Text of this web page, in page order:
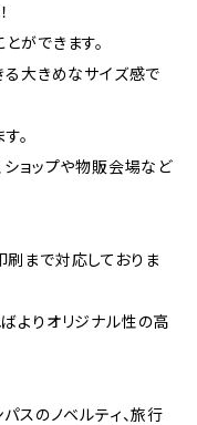
ができます。
る大きめなサイズ感で
。
ショップや物販会場など
まで対応しておりま
よりオリジナル性の高
スのノベルティ、旅行